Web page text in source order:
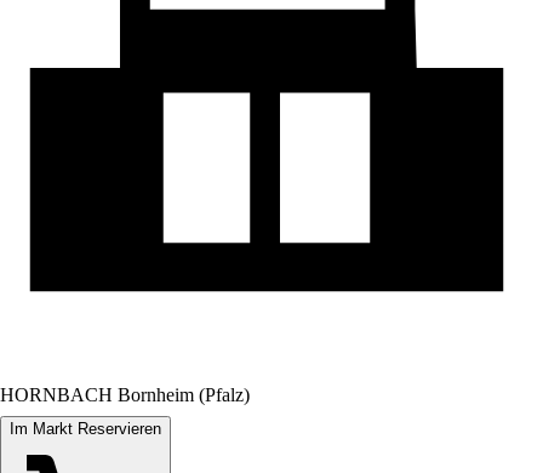
HORNBACH Bornheim (Pfalz)
Im Markt Reservieren